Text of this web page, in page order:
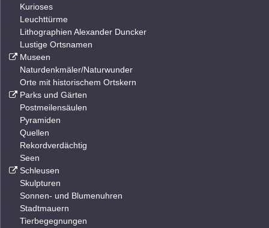
Kurioses
Leuchttürme
Lithographien Alexander Duncker
Lustige Ortsnamen
Museen
Naturdenkmäler/Naturwunder
Orte mit historischem Ortskern
Parks und Gärten
Postmeilensäulen
Pyramiden
Quellen
Rekordverdächtig
Seen
Schleusen
Skulpturen
Sonnen- und Blumenuhren
Stadtmauern
Tierbegegnungen